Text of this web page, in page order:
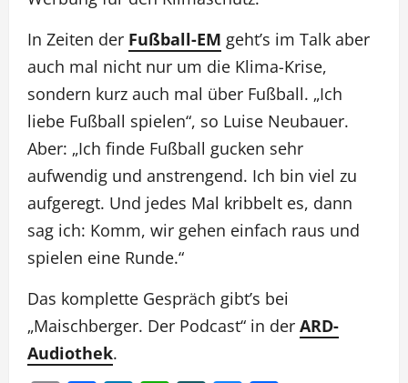
In Zeiten der Fußball-EM geht’s im Talk aber
auch mal nicht nur um die Klima-Krise,
sondern kurz auch mal über Fußball. „Ich
liebe Fußball spielen“, so Luise Neubauer.
Aber: „Ich finde Fußball gucken sehr
aufwendig und anstrengend. Ich bin viel zu
aufgeregt. Und jedes Mal kribbelt es, dann
sag ich: Komm, wir gehen einfach raus und
spielen eine Runde.“
Das komplette Gespräch gibt’s bei
„Maischberger. Der Podcast“ in der ARD-
Audiothek.